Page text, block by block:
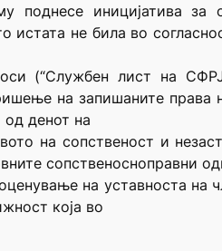
поднесе иницијатива за
не била во
(“Службен лист на
на запишаните
денот на
на сопственост и
сопственосноправни
на уставноста на
која во